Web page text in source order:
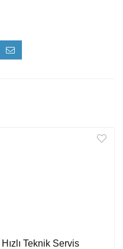
Teknik Servis